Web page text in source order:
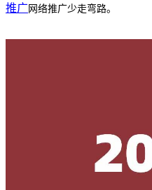
推广 网络推广少走弯路。